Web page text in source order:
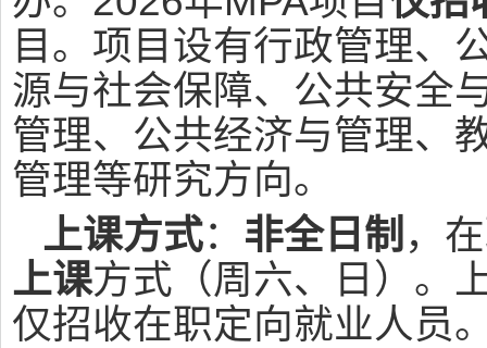
目。项目设有行政管理、
源与社会保障、公共安全
管理、公共经济与管理、
管理等研究方向。
上课方式： 非全日制 ，
上课方式（周六、日）。
仅招收在职定向就业人员